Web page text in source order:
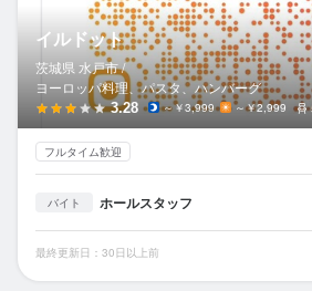
イルドット
茨城県 水戸市 /
ヨーロッパ料理、パスタ、ハンバーグ
3.28 ～￥3,999 ～￥2,999
フルタイム歓迎
バイト ホールスタッフ
最終更新日：30日以上前